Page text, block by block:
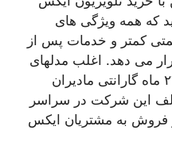
که همه ویژگی های
کمتر و خدمات پس از
می دهد. اغلب مدلهای
تلویزیون ایکس ویژن دارای ۲۴ ماه گارانتی مادیران
این شرکت در سراسر
فروش به مشتریان ایکس